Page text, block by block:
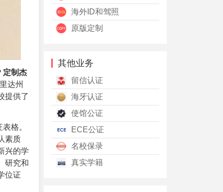
定制杰
达州
提供了
格。
素质
兴的学
研究和
位证
海外ID和驾照
原版定制
其他业务
留信认证
海牙认证
使馆公证
ECE公证
名校保录
真实学籍